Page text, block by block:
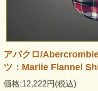
アバクロ/
ツ：Marlie Flannel
価格:12,222円(税込)